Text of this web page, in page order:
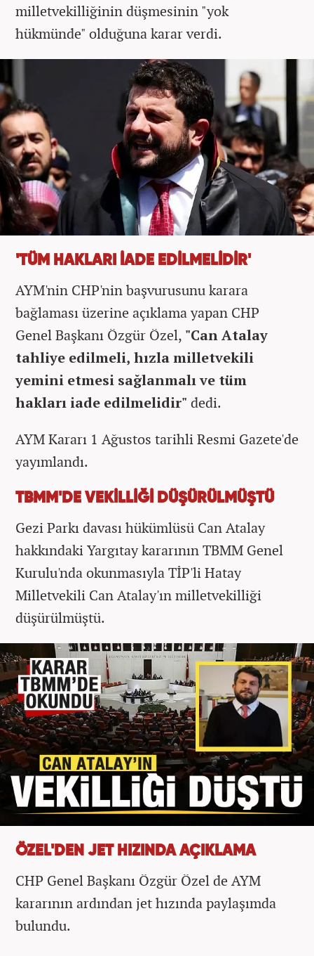
milletvekilliğinin düşmesinin "yok
hükmünde" olduğuna karar verdi.
'TÜM HAKLARI İADE EDİLMELİDİR'
AYM'nin CHP'nin başvurusunu karara
bağlaması üzerine açıklama yapan CHP
Genel Başkanı Özgür Özel, "Can Atalay
tahliye edilmeli, hızla milletvekili
yemini etmesi sağlanmalı ve tüm
hakları iade edilmelidir" dedi.
AYM Kararı 1 Ağustos tarihli Resmi Gazete'de
yayımlandı.
TBMM'DE VEKİLLİĞİ DÜŞÜRÜLMÜŞTÜ
Gezi Parkı davası hükümlüsü Can Atalay
hakkındaki Yargıtay kararının TBMM Genel
Kurulu'nda okunmasıyla TİP'li Hatay
Milletvekili Can Atalay'ın milletvekilliği
düşürülmüştü.
ÖZEL'DEN JET HIZINDA AÇIKLAMA
CHP Genel Başkanı Özgür Özel de AYM
kararının ardından jet hızında paylaşımda
bulundu.